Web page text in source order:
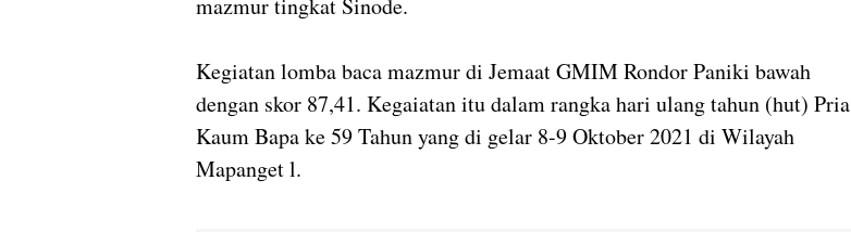
Kegiatan lomba baca mazmur di Jemaat GMIM Rondor Paniki bawah
dengan skor 87,41. Kegaiatan itu dalam rangka hari ulang tahun (hut) Pria
Kaum Bapa ke 59 Tahun yang di gelar 8-9 Oktober 2021 di Wilayah
Mapanget l.